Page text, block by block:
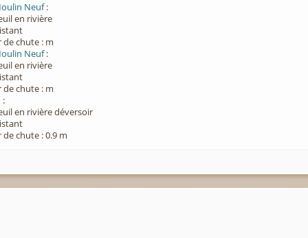
Neuf:
en rivière
chute : m
Neuf:
en rivière
chute : m
:
en rivière déversoir
chute : 0.9 m